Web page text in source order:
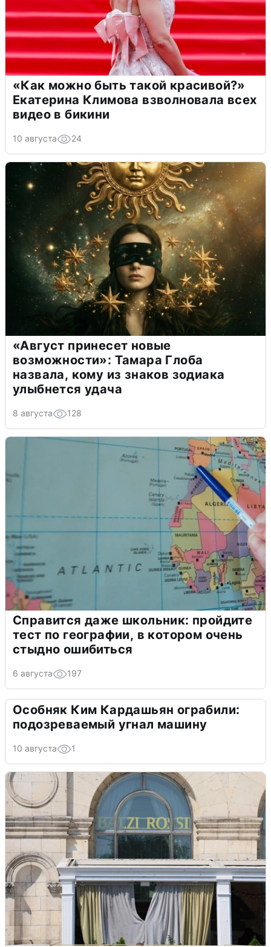
«Как можно быть такой красивой?»
Екатерина Климова взволновала всех
видео в бикини
10 августа 24
«Август принесет новые
возможности»: Тамара Глоба
назвала, кому из знаков зодиака
улыбнется удача
8 августа 128
Справится даже школьник: пройдите
тест по географии, в котором очень
стыдно ошибиться
6 августа 197
Особняк Ким Кардашьян ограбили:
подозреваемый угнал машину
10 августа 1